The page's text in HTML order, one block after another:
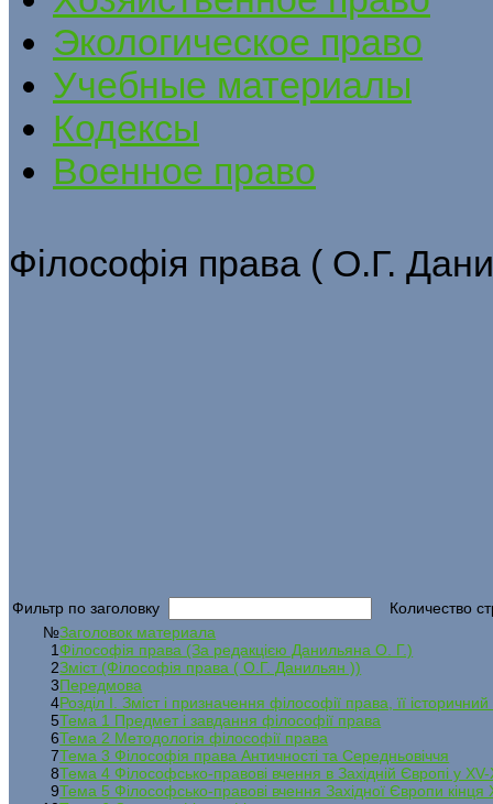
Экологическое право
Учебные материалы
Кодексы
Военное право
Філософія права ( О.Г.
Фильтр по заголовку
Количество
№Заголовок материала
1Філософія права (За редакцією Данильяна О. Г.)
2Зміст (Філософія права ( О.Г. Данильян ))
3Передмова
4Розділ I. Зміст і призначення філософії права, її
5Тема 1 Предмет і завдання філософії права
6Тема 2 Методологія філософії права
7Тема 3 Філософія права Античності та Середньовіччя
8Тема 4 Філософсько-правові вчення в Західній Європі у XV-
9Тема 5 Філософсько-правові вчення Західної Європи